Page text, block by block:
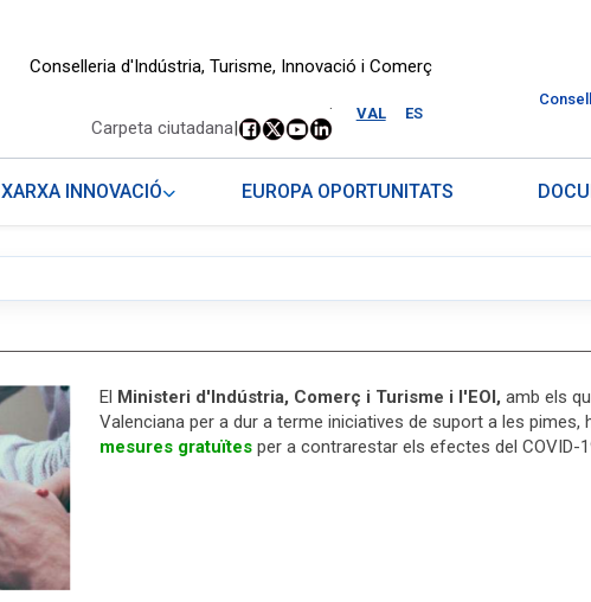
Conselleria d'Indústria, Turisme, Innovació i Comerç
VAL ES
.
Carpeta ciutadana|
XARXA INNOVACIÓ EUROPA OPORTUNITATS
El Ministeri d'Indústria, Comerç i Turisme i l'EOI, amb els
Valenciana per a dur a terme iniciatives de suport a les
mesures gratuïtes per a contrarestar els efectes del COVID-